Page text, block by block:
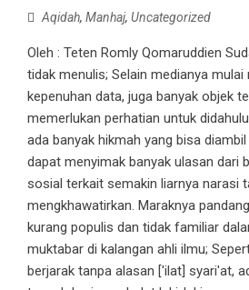
Aqidah, Manhaj, Uncategorized
Oleh : Teten Romly Qomaruddien
tidak menulis; Selain medianya
kepenuhan data, juga banyak objek
memerlukan perhatian untuk
ada banyak hikmah yang bisa
dapat menyimak banyak ulasan dari
sosial terkait semakin liarnya narasi
mengkhawatirkan. Maraknya
kurang populis dan tidak familiar
muktabar di kalangan ahli ilmu;
berjarak tanpa alasan ['ilat] syari'at,